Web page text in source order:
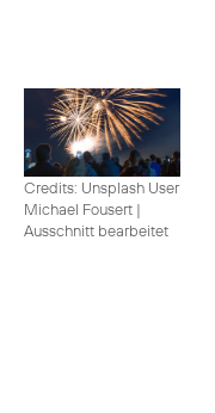
Credits: Unsplash User
Michael Fousert |
Ausschnitt bearbeitet